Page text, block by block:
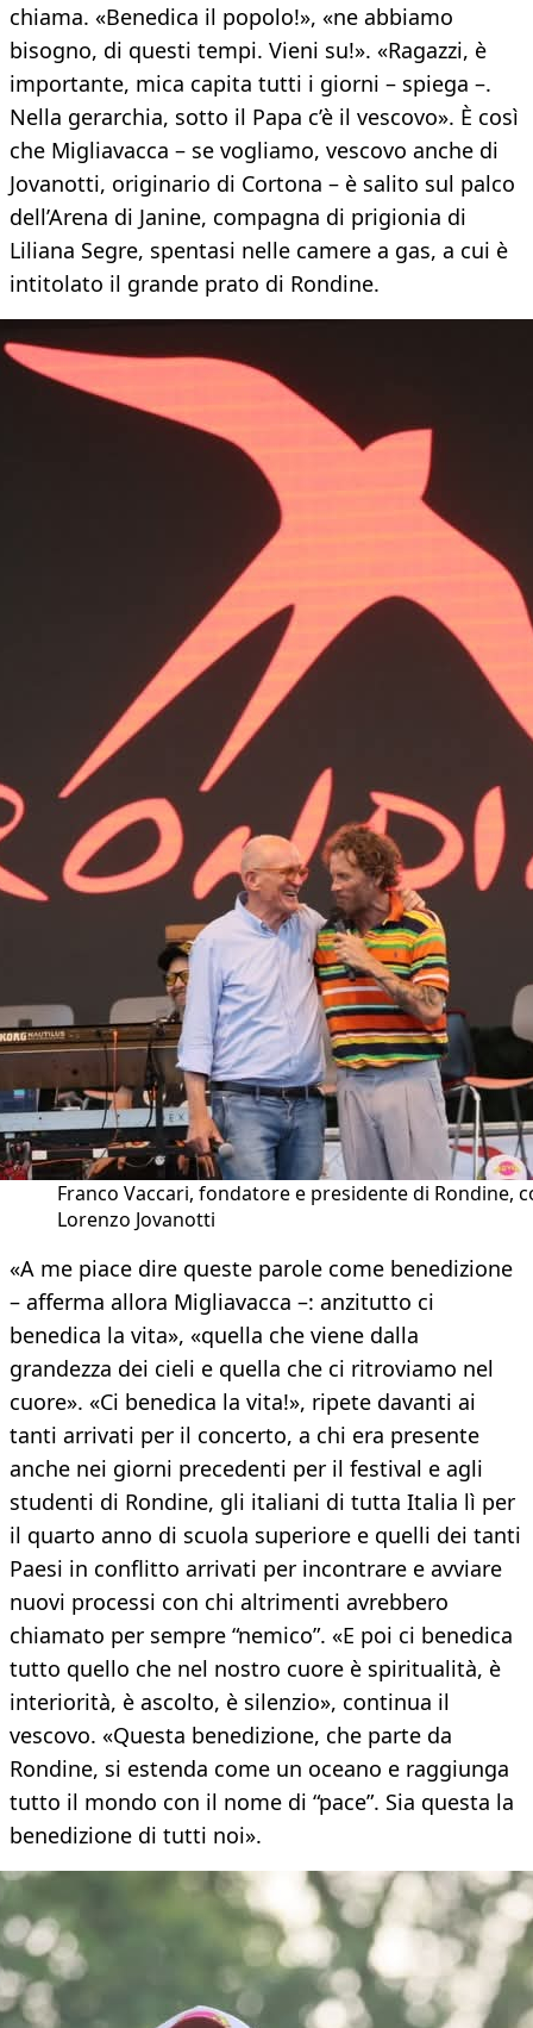
chiama. «Benedica il popolo!», «ne abbiamo
bisogno, di questi tempi. Vieni su!». «Ragazzi, è
importante, mica capita tutti i giorni – spiega –.
Nella gerarchia, sotto il Papa c’è il vescovo». È così
che Migliavacca – se vogliamo, vescovo anche di
Jovanotti, originario di Cortona – è salito sul palco
dell’Arena di Janine, compagna di prigionia di
Liliana Segre, spentasi nelle camere a gas, a cui è
intitolato il grande prato di Rondine.
Franco Vaccari, fondatore e presidente di Rondine,
Lorenzo Jovanotti
«A me piace dire queste parole come benedizione
– afferma allora Migliavacca –: anzitutto ci
benedica la vita», «quella che viene dalla
grandezza dei cieli e quella che ci ritroviamo nel
cuore». «Ci benedica la vita!», ripete davanti ai
tanti arrivati per il concerto, a chi era presente
anche nei giorni precedenti per il festival e agli
studenti di Rondine, gli italiani di tutta Italia lì per
il quarto anno di scuola superiore e quelli dei tanti
Paesi in conflitto arrivati per incontrare e avviare
nuovi processi con chi altrimenti avrebbero
chiamato per sempre “nemico”. «E poi ci benedica
tutto quello che nel nostro cuore è spiritualità, è
interiorità, è ascolto, è silenzio», continua il
vescovo. «Questa benedizione, che parte da
Rondine, si estenda come un oceano e raggiunga
tutto il mondo con il nome di “pace”. Sia questa la
benedizione di tutti noi».